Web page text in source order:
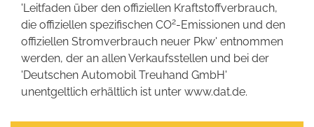
'Leitfaden über den offiziellen Kraftstoffverbrauch,
die offiziellen spezifischen CO2-Emissionen und den
offiziellen Stromverbrauch neuer Pkw' entnommen
werden, der an allen Verkaufsstellen und bei der
'Deutschen Automobil Treuhand GmbH'
unentgeltlich erhältlich ist unter www.dat.de.